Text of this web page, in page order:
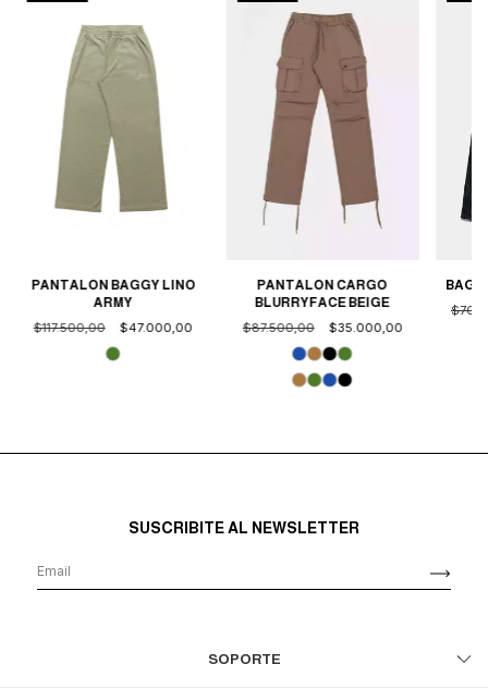
PANTALON BAGGY LINO
ARMY
$117.500,00
$47.000,00
PANTALON CARGO
BLURRYFACE BEIGE
$87.500,00
$35.000,00
SUSCRIBITE AL NEWSLETTER
SOPORTE